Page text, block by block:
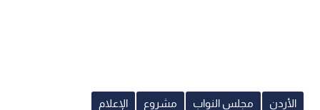
الأردن مجلس النواب مشروع الإعلام